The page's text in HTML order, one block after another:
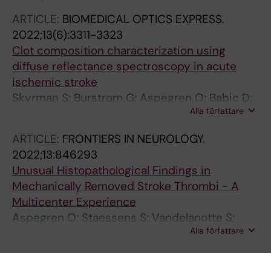
ARTICLE: BIOMEDICAL OPTICS EXPRESS.
2022;13(6):3311-3323
Clot composition characterization using
diffuse reflectance spectroscopy in acute
ischemic stroke
Skyrman S; Burstrom G; Aspegren O; Babic D;
Lucassen G; Edstrom E; Arnberg F; Ohlsson M;
Alla författare
ARTICLE: FRONTIERS IN NEUROLOGY.
2022;13:846293
Unusual Histopathological Findings in
Mechanically Removed Stroke Thrombi - A
Multicenter Experience
Aspegren O; Staessens S; Vandelanotte S;
Desender L; Cordonnier C; Puy L; Bricout N;
Alla författare